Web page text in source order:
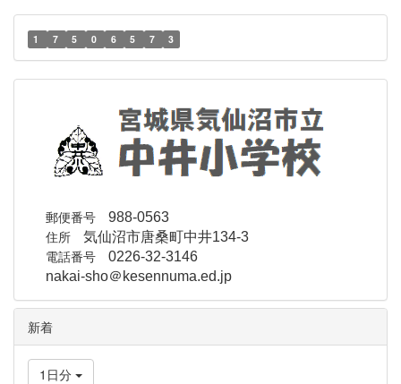
1 7 5 0 6 5 7 3
郵便番号 988-0563
住所 気仙沼市唐桑町中井134-3
電話番号 0226-32-3146
nakai-sho＠kesennuma.ed.jp
新着
1日分